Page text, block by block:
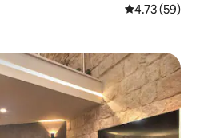
평점 4.73점
4.73 (59)